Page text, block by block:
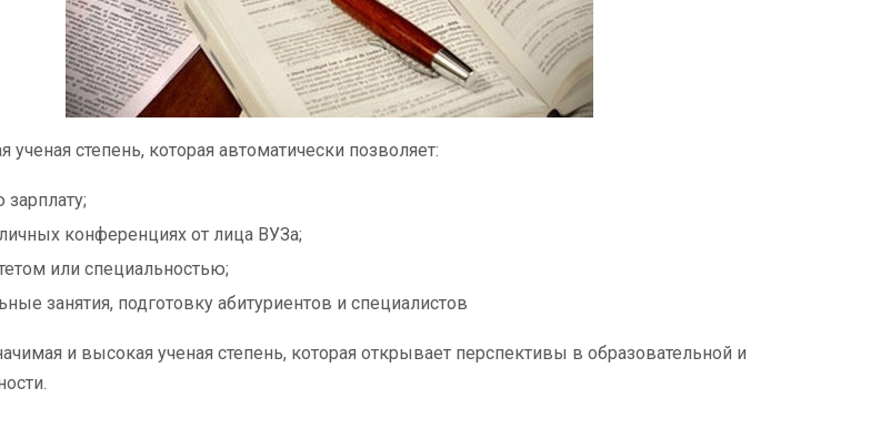
степень, которая автоматически позволяет:
конференциях от лица ВУЗа;
или специальностью;
занятия, подготовку абитуриентов и специалистов
и высокая ученая степень, которая открывает перспективы в образовательной и